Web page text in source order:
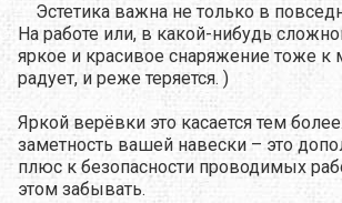
Эстетика важна не только в
На работе или, в какой-нибудь
яркое и красивое снаряжение тоже к
радует, и реже теряется. )
Яркой верёвки это касается тем
заметность вашей навески – это
плюс к безопасности проводимых
этом забывать.